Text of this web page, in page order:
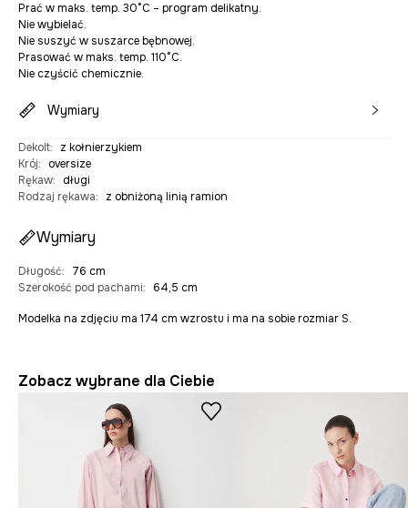
Prać w maks. temp. 30°C – program delikatny.
Nie wybielać.
Nie suszyć w suszarce bębnowej.
Prasować w maks. temp. 110°C.
Nie czyścić chemicznie.
Wymiary
Dekolt:
z kołnierzykiem
Krój:
oversize
Rękaw:
długi
Rodzaj rękawa: z obniżoną linią ramion
Wymiary
Długość:
76 cm
Szerokość pod pachami: 64,5 cm
Modelka na zdjęciu ma 174 cm wzrostu i ma na sobie rozmiar S.
Zobacz wybrane dla Ciebie